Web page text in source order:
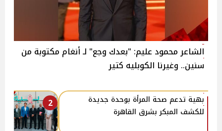
الشاعر محمود عليم: "بعدك وجع" لـ أنغام مكتوبة من
سنين.. وغيرنا الكوبليه كتير
2
بهية تدعم صحة المرأة بوحدة جديدة
للكشف المبكر بشرق القاهرة